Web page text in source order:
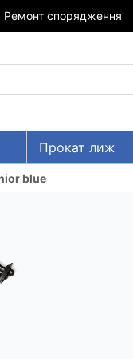
Ремонт спорядження
Прокат лиж
blue